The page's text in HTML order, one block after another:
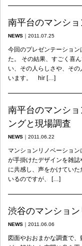
南平台のマンシ
NEWS ｜ 2011.07.25
今回のプレゼンテーショ
た。 その結果、すごく喜
い、その人らしさや、そ
います。 hir […]
南平台のマンシ
ングと現場調査
NEWS ｜ 2011.06.22
マンションリノベーショ
が手掛けたデザインを雑
に共感し、声をかけてい
いるのですが、 […]
渋谷のマンショ
NEWS ｜ 2011.06.06
図面やおおまかな調査で